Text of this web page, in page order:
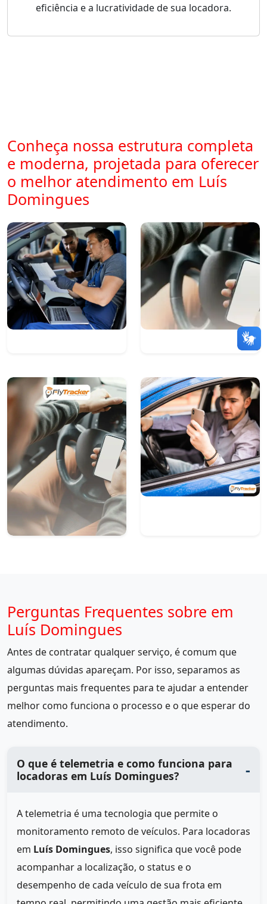
eficiência e a lucratividade de sua locadora.
Conheça nossa estrutura completa
e moderna, projetada para oferecer
o melhor atendimento em Luís
Domingues
Perguntas Frequentes sobre em
Luís Domingues
Antes de contratar qualquer serviço, é comum que
algumas dúvidas apareçam. Por isso, separamos as
perguntas mais frequentes para te ajudar a entender
melhor como funciona o processo e o que esperar do
atendimento.
O que é telemetria e como funciona para
locadoras em Luís Domingues?
A telemetria é uma tecnologia que permite o
monitoramento remoto de veículos. Para locadoras
em Luís Domingues, isso significa que você pode
acompanhar a localização, o status e o
desempenho de cada veículo de sua frota em